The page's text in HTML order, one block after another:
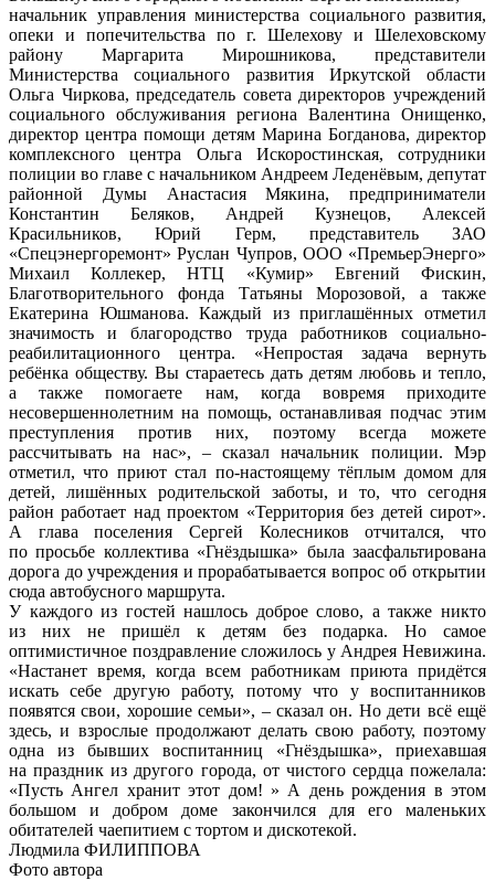
начальник управления министерства социального развития,
опеки и попечительства по г. Шелехову и Шелеховскому
району Маргарита Мирошникова, представители
Министерства социального развития Иркутской области
Ольга Чиркова, председатель совета директоров учреждений
социального обслуживания региона Валентина Онищенко,
директор центра помощи детям Марина Богданова, директор
комплексного центра Ольга Искоростинская, сотрудники
полиции во главе с начальником Андреем Леденёвым, депутат
районной Думы Анастасия Мякина, предприниматели
Константин Беляков, Андрей Кузнецов, Алексей
Красильников, Юрий Герм, представитель ЗАО
«Спецэнергоремонт» Руслан Чупров, ООО «ПремьерЭнерго»
Михаил Коллекер, НТЦ «Кумир» Евгений Фискин,
Благотворительного фонда Татьяны Морозовой, а также
Екатерина Юшманова. Каждый из приглашённых отметил
значимость и благородство труда работников социально-
реабилитационного центра. «Непростая задача вернуть
ребёнка обществу. Вы стараетесь дать детям любовь и тепло,
а также помогаете нам, когда вовремя приходите
несовершеннолетним на помощь, останавливая подчас этим
преступления против них, поэтому всегда можете
рассчитывать на нас», – сказал начальник полиции. Мэр
отметил, что приют стал по-настоящему тёплым домом для
детей, лишённых родительской заботы, и то, что сегодня
район работает над проектом «Территория без детей сирот».
А глава поселения Сергей Колесников отчитался, что
по просьбе коллектива «Гнёздышка» была заасфальтирована
дорога до учреждения и прорабатывается вопрос об открытии
сюда автобусного маршрута.
У каждого из гостей нашлось доброе слово, а также никто
из них не пришёл к детям без подарка. Но самое
оптимистичное поздравление сложилось у Андрея Невижина.
«Настанет время, когда всем работникам приюта придётся
искать себе другую работу, потому что у воспитанников
появятся свои, хорошие семьи», – сказал он. Но дети всё ещё
здесь, и взрослые продолжают делать свою работу, поэтому
одна из бывших воспитанниц «Гнёздышка», приехавшая
на праздник из другого города, от чистого сердца пожелала:
«Пусть Ангел хранит этот дом! » А день рождения в этом
большом и добром доме закончился для его маленьких
обитателей чаепитием с тортом и дискотекой.
Людмила ФИЛИППОВА
Фото автора